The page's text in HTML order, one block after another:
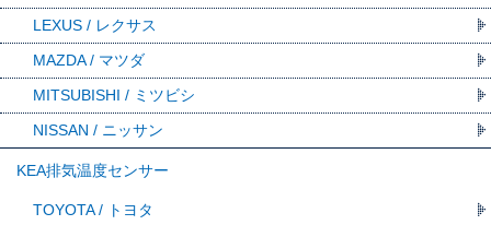
LEXUS / レクサス
MAZDA / マツダ
MITSUBISHI / ミツビシ
NISSAN / ニッサン
KEA排気温度センサー
TOYOTA / トヨタ